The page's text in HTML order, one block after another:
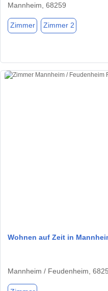
Mannheim, 68259
Zimmer Zimmer 2
Wohnen auf Zeit in
Mannheim / Feudenheim,